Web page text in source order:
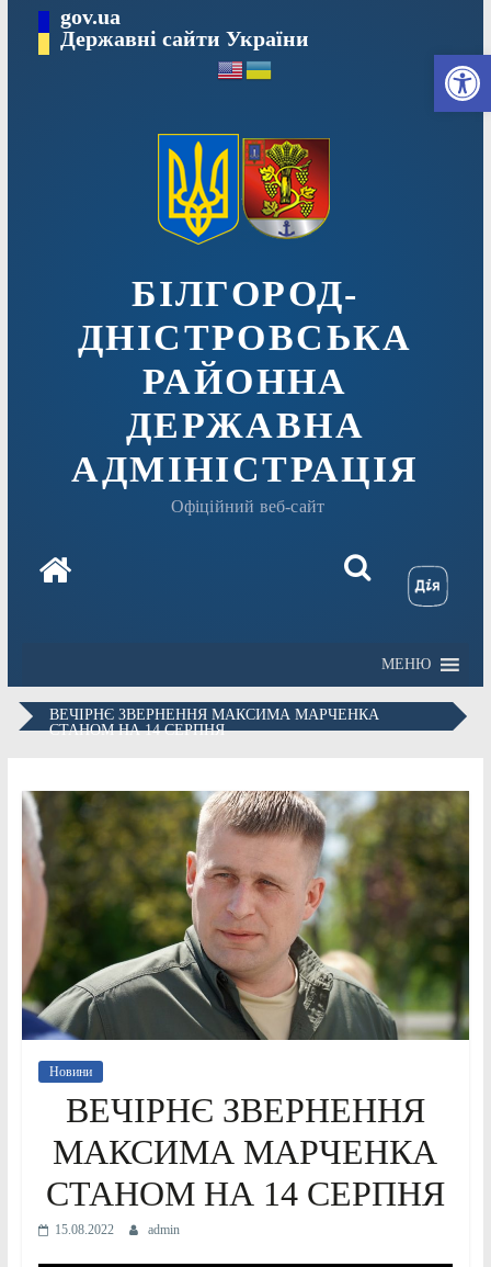
вмісту
gov.ua
Державні сайти України
БІЛГОРОД-
ДНІСТРОВСЬКА
РАЙОННА
ДЕРЖАВНА
АДМІНІСТРАЦІЯ
Офіційний веб-сайт
МЕНЮ
ВЕЧІРНЄ ЗВЕРНЕННЯ МАКСИМА МАРЧЕНКА
СТАНОМ НА 14 СЕРПНЯ
Новини
ВЕЧІРНЄ ЗВЕРНЕННЯ
МАКСИМА МАРЧЕНКА
СТАНОМ НА 14 СЕРПНЯ
15.08.2022 admin